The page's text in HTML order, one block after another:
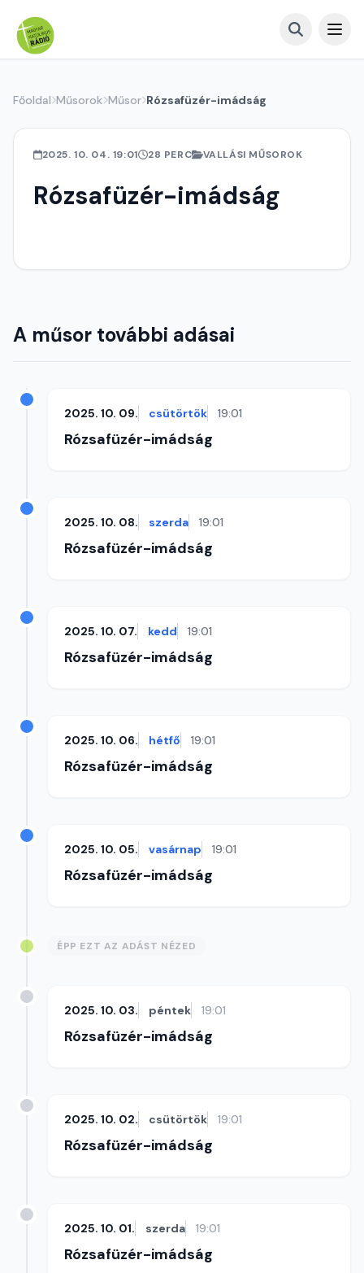
Főoldal Műsorok Műsor Rózsafüzér-imádság
2025. 10. 04. 19:01 28 PERC VALLÁSI MŰSOROK
Rózsafüzér-imádság
A műsor további adásai
2025. 10. 09. csütörtök 19:01
Rózsafüzér-imádság
2025. 10. 08. szerda 19:01
Rózsafüzér-imádság
2025. 10. 07. kedd 19:01
Rózsafüzér-imádság
2025. 10. 06. hétfő 19:01
Rózsafüzér-imádság
2025. 10. 05. vasárnap 19:01
Rózsafüzér-imádság
ÉPP EZT AZ ADÁST NÉZED
2025. 10. 03. péntek 19:01
Rózsafüzér-imádság
2025. 10. 02. csütörtök 19:01
Rózsafüzér-imádság
2025. 10. 01. szerda 19:01
Rózsafüzér-imádság